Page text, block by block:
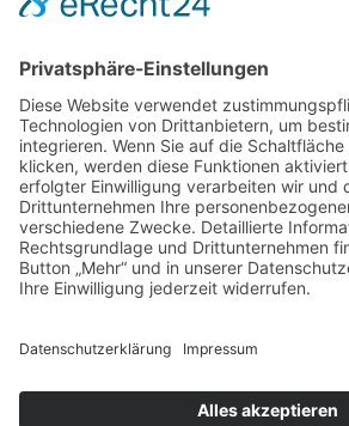
Tel.: (0521) 68004
ALLGEMEIN
HAUTÄRZTE
HAUTÄRZTE